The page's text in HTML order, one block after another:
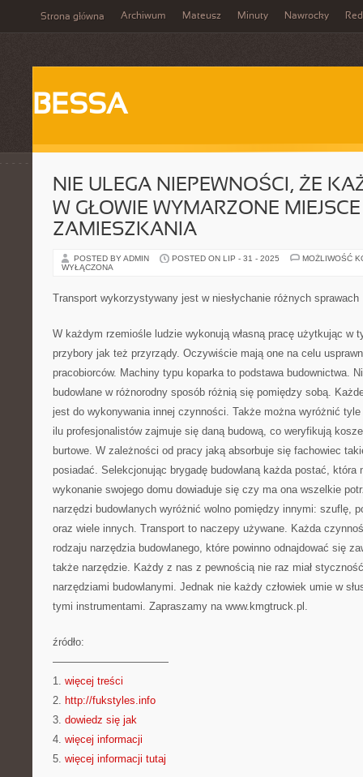
Strona główna Archiwum Mateusz Minuty Nawrocky
BESSA
NIE ULEGA NIEPEWNOŚCI, ŻE
W GŁOWIE WYMARZONE MIEJSCE
ZAMIESZKANIA
POSTED BY ADMIN POSTED ON LIP - 31 - 2025
MOŻLIWOŚĆ
WYŁĄCZONA
Transport wykorzystywany jest w niesłychanie różnych sprawach
W każdym rzemiośle ludzie wykonują własną pracę użytkując w
przybory jak też przyrządy. Oczywiście mają one na celu
pracobiorców. Machiny typu koparka to podstawa budownictwa.
budowlane w różnorodny sposób różnią się pomiędzy sobą.
jest do wykonywania innej czynności. Także można wyróżnić
ilu profesjonalistów zajmuje się daną budową, co weryfikują
burtowe. W zależności od pracy jaką absorbuje się fachowiec
posiadać. Selekcjonując brygadę budowlaną każda postać, która
wykonanie swojego domu dowiaduje się czy ma ona wszelkie
narzędzi budowlanych wyróżnić wolno pomiędzy innymi: szuflę,
oraz wiele innych. Transport to naczepy używane. Każda
rodzaju narzędzia budowlanego, które powinno odnajdować się
także narzędzie. Każdy z nas z pewnością nie raz miał
narzędziami budowlanymi. Jednak nie każdy człowiek umie w
tymi instrumentami. Zapraszamy na www.kmgtruck.pl.
źródło:
———————————
1. więcej treści
2. http://fukstyles.info
3. dowiedz się jak
4. więcej informacji
5. więcej informacji tutaj